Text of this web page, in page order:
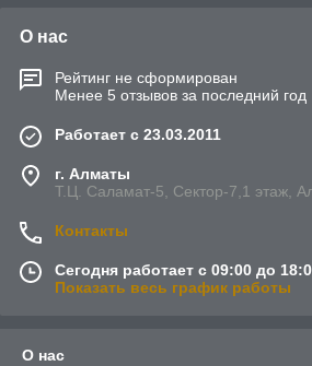
О нас
Рейтинг не сформирован
Менее 5 отзывов за последний год
Работает с 23.03.2011
г. Алматы
Т.Ц. Саламат-5, Cектор-7,1 этаж,
Контакты
Сегодня работает с 09:00 до
Показать весь график работы
О нас